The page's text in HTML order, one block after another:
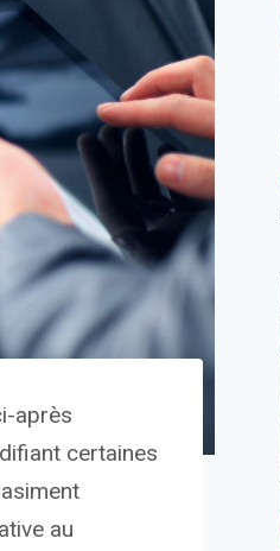
après
certaines
au